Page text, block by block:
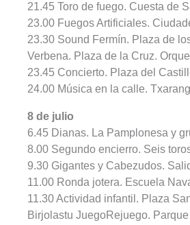
21.45 Toro de fuego. Cuesta de
23.00 Fuegos Artificiales.
23.30 Sound Fermín. Plaza de
Verbena. Plaza de la Cruz.
23.45 Concierto. Plaza del
24.00 Música en la calle.
8 de julio
6.45 Dianas. La Pamplonesa y
8.00 Segundo encierro. Seis
9.30 Gigantes y Cabezudos.
11.00 Ronda jotera. Escuela
11.30 Actividad infantil. Plaza
Birjolastu JuegoRejuego.